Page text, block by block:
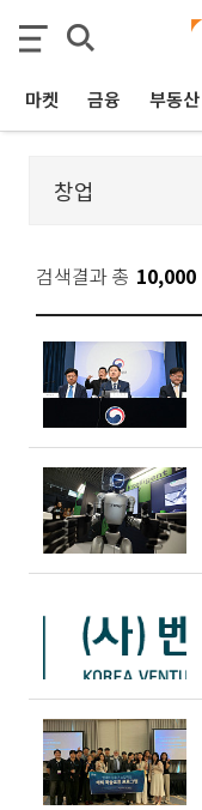
마켓 금융 부동산
검색결과 총 10,000